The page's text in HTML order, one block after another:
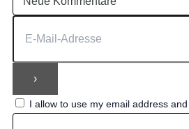
I allow to use my email address